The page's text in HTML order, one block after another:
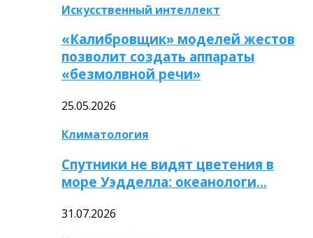
Искусственный интеллект
«Калибровщик» моделей жестов
позволит создать аппараты
«безмолвной речи»
25.05.2026
Климатология
Спутники не видят цветения в
море Уэдделла: океанологи…
31.07.2026